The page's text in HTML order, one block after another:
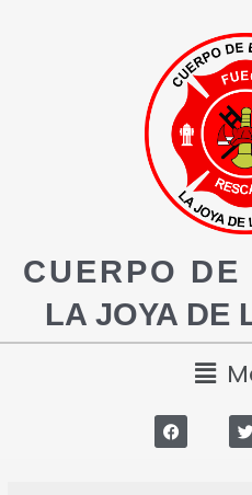
CUERPO
LA JOYA DE